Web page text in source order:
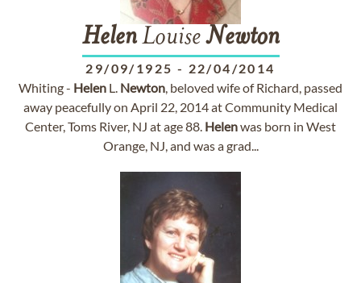
HelenLouiseNewton
29/09/1925 - 22/04/2014
Whiting - Helen L. Newton, beloved wife of Richard, passed
away peacefully on April 22, 2014 at Community Medical
Center, Toms River, NJ at age 88. Helenwas born in West
Orange, NJ, and was a grad...